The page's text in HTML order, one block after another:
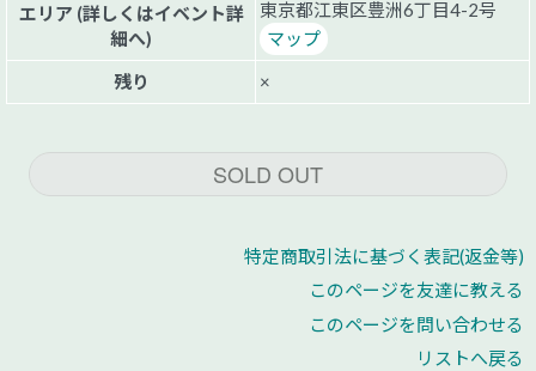
エリア (詳しくはイベント詳
細へ)
東京都江東区豊洲6丁目4-2号
マップ
残り
×
SOLD OUT
特定商取引法に基づく表記(返金等)
このページを友達に教える
このページを問い合わせる
リストへ戻る